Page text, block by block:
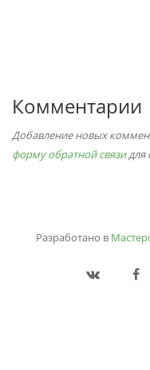
Комментарии
Добавление новых
форму обратной связидля
Разработано в